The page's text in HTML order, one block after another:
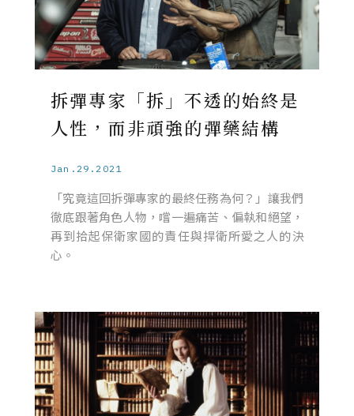
拆彈專家「拆」不透的始終是
人性，而非頑強的彈藥結構
Jan.29.2021
「究竟這回拆彈專家的最終任務為何？」讓我們
徹底跟著角色人物，嚐一遍痛苦、偏執和絕望，
再到拾起保衛家國的責任與捍衛所愛之人的決
心。